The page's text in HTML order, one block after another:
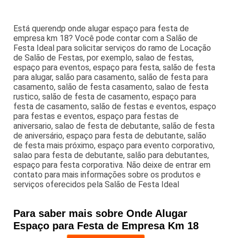
Está querendp onde alugar espaço para festa de
empresa km 18? Você pode contar com a Salão de
Festa Ideal para solicitar serviços do ramo de Locação
de Salão de Festas, por exemplo, salao de festas,
espaço para eventos, espaço para festa, salão de festa
para alugar, salão para casamento, salão de festa para
casamento, salão de festa casamento, salao de festa
rustico, salão de festa de casamento, espaço para
festa de casamento, salão de festas e eventos, espaço
para festas e eventos, espaço para festas de
aniversario, salao de festa de debutante, salão de festa
de aniversário, espaço para festa de debutante, salão
de festa mais próximo, espaço para evento corporativo,
salao para festa de debutante, salão para debutantes,
espaço para festa corporativa. Não deixe de entrar em
contato para mais informações sobre os produtos e
serviços oferecidos pela Salão de Festa Ideal
Para saber mais sobre Onde Alugar
Espaço para Festa de Empresa Km 18